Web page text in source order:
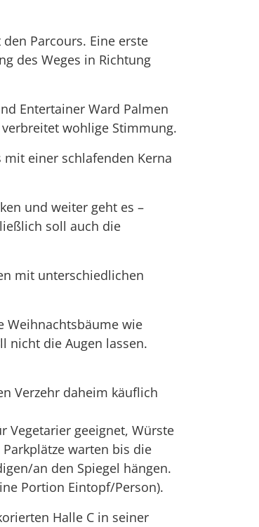
Parcours. Eine erste
des Weges in Richtung
Entertainer Ward Palmen
wohlige Stimmung.
mit einer schlafenden Kerna
und weiter geht es –
soll auch die
mit unterschiedlichen
Weihnachtsbäume wie
nicht die Augen lassen.
Verzehr daheim käuflich
Vegetarier geeignet, Würste
warten bis die
an den Spiegel hängen.
Portion Eintopf/Person).
Halle C in seiner